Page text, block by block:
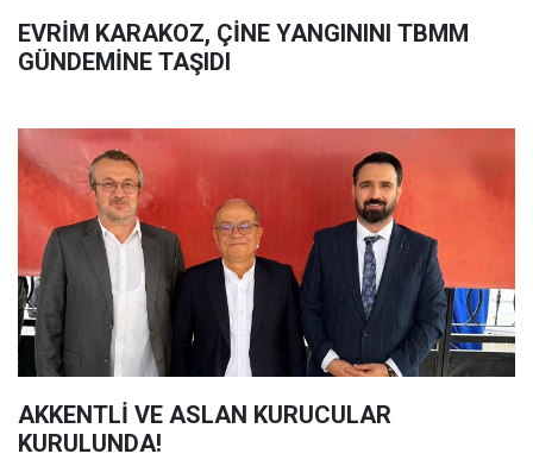
EVRİM KARAKOZ, ÇİNE YANGININI TBMM
GÜNDEMİNE TAŞIDI
AKKENTLİ VE ASLAN KURUCULAR
KURULUNDA!